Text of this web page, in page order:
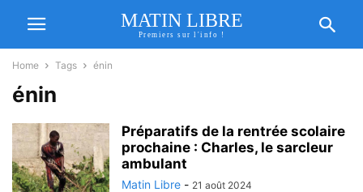
MATIN LIBRE
Premiers sur l'info !
Home Tags énin
énin
Préparatifs de la rentrée scolaire
prochaine : Charles, le sarcleur
ambulant
Matin Libre - 21 août 2024